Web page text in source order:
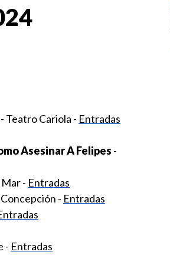
- Teatro Cariola - Entradas
Asesinar A Felipes -
- Entradas
- Entradas
- Entradas